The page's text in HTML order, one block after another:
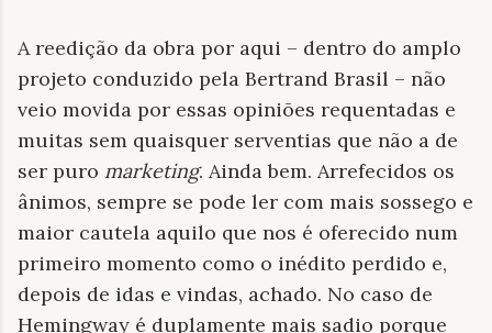
A reedição da obra por aqui – dentro do amplo
projeto conduzido pela Bertrand Brasil – não
veio movida por essas opiniões requentadas e
muitas sem quaisquer serventias que não a de
ser puro marketing. Ainda bem. Arrefecidos os
ânimos, sempre se pode ler com mais sossego e
maior cautela aquilo que nos é oferecido num
primeiro momento como o inédito perdido e,
depois de idas e vindas, achado. No caso de
Hemingway é duplamente mais sadio porque